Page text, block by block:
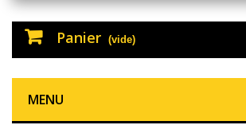
Panier (vide)
MENU